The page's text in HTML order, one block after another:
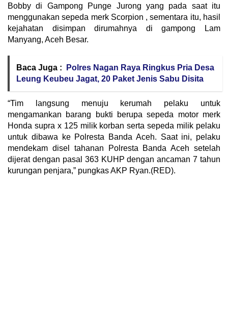
Bobby di Gampong Punge Jurong yang pada saat itu
menggunakan sepeda merk Scorpion , sementara itu, hasil
kejahatan disimpan dirumahnya di gampong Lam
Manyang, Aceh Besar.
Baca Juga :
Polres Nagan Raya Ringkus Pria Desa
Leung Keubeu Jagat, 20 Paket Jenis Sabu Disita
“Tim langsung menuju kerumah pelaku untuk
mengamankan barang bukti berupa sepeda motor merk
Honda supra x 125 milik korban serta sepeda milik pelaku
untuk dibawa ke Polresta Banda Aceh. Saat ini, pelaku
mendekam disel tahanan Polresta Banda Aceh setelah
dijerat dengan pasal 363 KUHP dengan ancaman 7 tahun
kurungan penjara,” pungkas AKP Ryan.(RED).